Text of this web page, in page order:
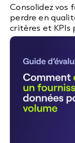
Consolidez vos
perdre en
critères et KPIs